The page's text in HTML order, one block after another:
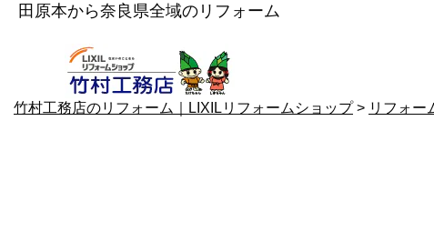
田原本から奈良県全域のリフォーム
竹村工務店のリフォーム｜LIXILリフォームショップ> リフォー